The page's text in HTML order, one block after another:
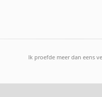
Ik proefde meer dan eens